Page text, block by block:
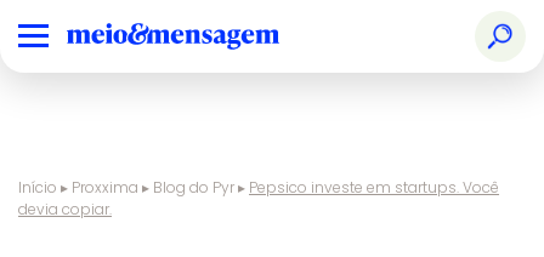
Início ▸ Proxxima ▸ Blog do Pyr▸ Pepsico investe em startups. Você
devia copiar.